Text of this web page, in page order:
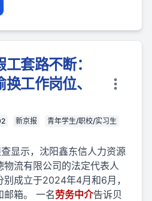
套路不断：
工作岗位、
新京报
青年学生/职校/实习生
显示，沈阳鑫东信人力资源
流有限公司的法定代表人
成立于2024年4月和6月，
邮箱。 一名劳务中介告诉贝